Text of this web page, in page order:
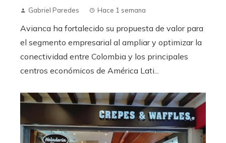
Gabriel Paredes Hace 1 semana
Avianca ha fortalecido su propuesta de valor para
el segmento empresarial al ampliar y optimizar la
conectividad entre Colombia y los principales
centros económicos de América Lati...